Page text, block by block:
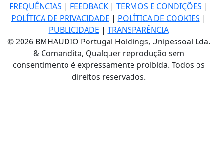
FREQUÊNCIAS | FEEDBACK| TERMOS E CONDIÇÕES |
POLÍTICA DE PRIVACIDADE | POLÍTICA DE COOKIES |
PUBLICIDADE | TRANSPARÊNCIA
© 2026 BMHAUDIO Portugal Holdings, Unipessoal Lda.
& Comandita, Qualquer reprodução sem
consentimento é expressamente proibida. Todos os
direitos reservados.